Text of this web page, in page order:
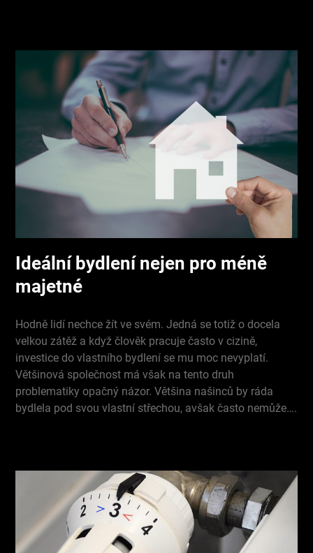
Ideální bydlení nejen pro méně
majetné
Hodně lidí nechce žít ve svém. Jedná se totiž o docela
velkou zátěž a když člověk pracuje často v cizině,
investice do vlastního bydlení se mu moc nevyplatí.
Většinová společnost má však na tento druh
problematiky opačný názor. Většina našinců by ráda
bydlela pod svou vlastní střechou, avšak často nemůže….